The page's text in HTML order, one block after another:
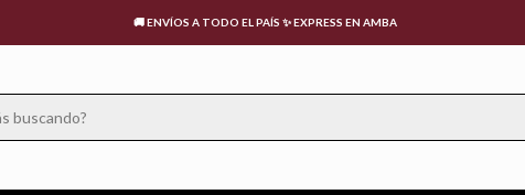
📍URUGUAY 176, CABA | 🕧LUNES A VIERNES: 9:00 A 18:00HS, SÁBADOS: 10:00 A 13:00HS